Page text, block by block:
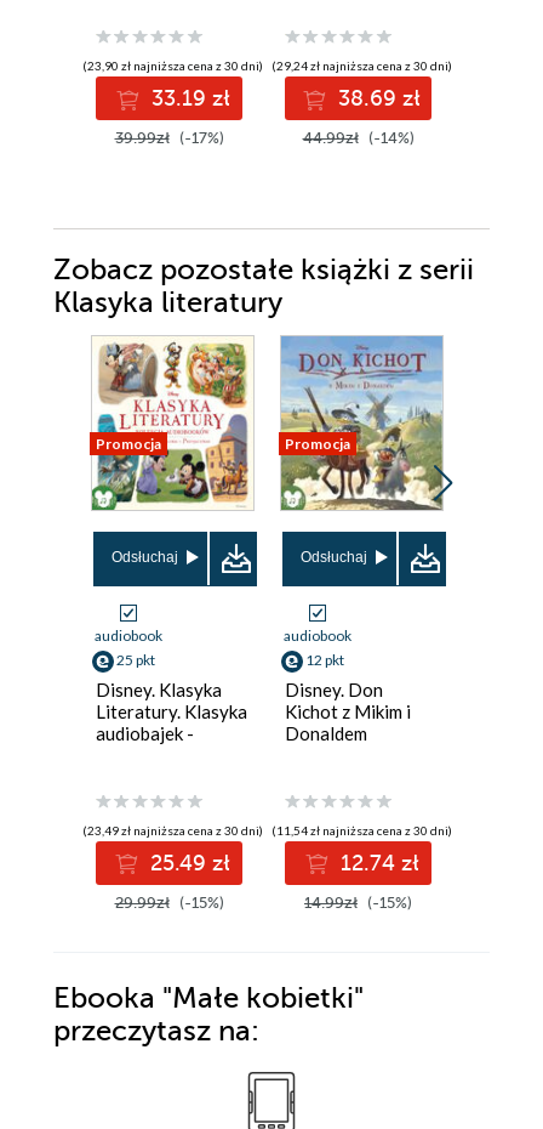
(23,90 zł najniższa cena z 30 dni)
33.19 zł
39.99zł (-17%)
(29,24 zł najniższa cena z 30 dni)
38.69 zł
44.99zł (-14%)
Zobacz pozostałe książki z serii
Klasyka literatury
Promocja
Odsłuchaj
audiobook
25 pkt
Disney. Klasyka
Literatury. Klasyka
audiobajek -
Mikim, Donaldem i
przyjaciółmi
(23,49 zł najniższa cena z 30 dni)
25.49 zł
29.99zł (-15%)
Promocja
Odsłuchaj
audiobook
12 pkt
Disney. Don
Kichot z Mikim i
Donaldem
(11,54 zł najniższa cena z 30 dni)
12.74 zł
14.99zł (-15%)
Ebooka "Małe kobietki"
przeczytasz na: